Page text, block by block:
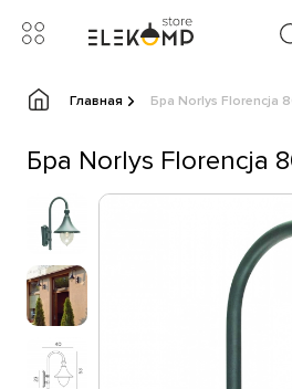
Главная Бра Norlys Florencja
Бра Norlys Florencja